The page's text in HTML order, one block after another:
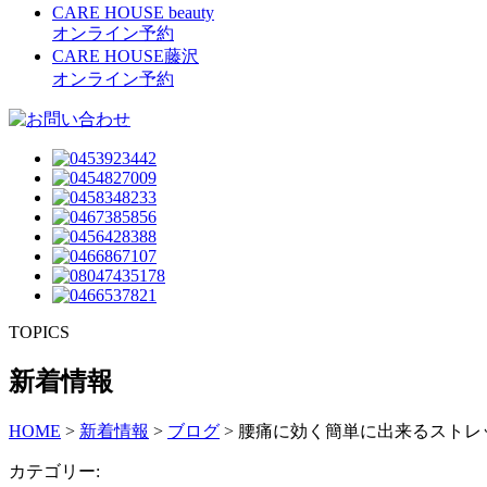
CARE HOUSE beauty
オンライン予約
CARE HOUSE藤沢
オンライン予約
TOPICS
新着情報
HOME > 新着情報 > ブログ > 腰痛に効く簡単に出来るストレ
カテゴリー: